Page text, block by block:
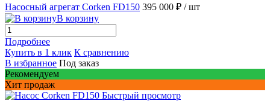
Насосный агрегат Corken FD150 395 000 ₽ / шт
В корзину
Подробнее
Купить в 1 клик К сравнению
В избранное Под заказ
Рекомендуем
Хит продаж
Быстрый просмотр